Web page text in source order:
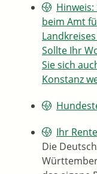
beim Amt
Sollte Ihr
Sie sich
Konstanz
Ihr
Die